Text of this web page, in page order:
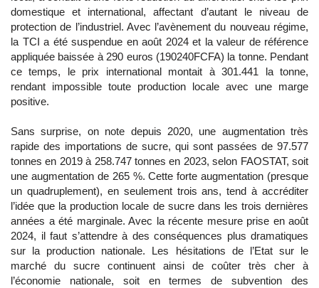
domestique et international, affectant d’autant le niveau de
protection de l’industriel. Avec l’avènement du nouveau régime,
la TCI a été suspendue en août 2024 et la valeur de référence
appliquée baissée à 290 euros (190240FCFA) la tonne. Pendant
ce temps, le prix international montait à 301.441 la tonne,
rendant impossible toute production locale avec une marge
positive.
Sans surprise, on note depuis 2020, une augmentation très
rapide des importations de sucre, qui sont passées de 97.577
tonnes en 2019 à 258.747 tonnes en 2023, selon FAOSTAT, soit
une augmentation de 265 %. Cette forte augmentation (presque
un quadruplement), en seulement trois ans, tend à accréditer
l’idée que la production locale de sucre dans les trois dernières
années a été marginale. Avec la récente mesure prise en août
2024, il faut s’attendre à des conséquences plus dramatiques
sur la production nationale. Les hésitations de l’Etat sur le
marché du sucre continuent ainsi de coûter très cher à
l’économie nationale, soit en termes de subvention des